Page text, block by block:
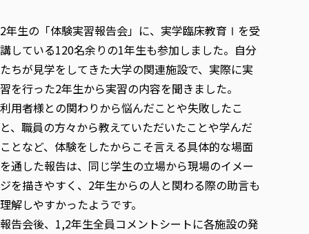
2年生の「体験実習報告会」に、実学臨床教育Ⅰを受
講している120名余りの1年生も参加しました。自分
たちが見学をしてきた大学の関連施設で、実際に実
習を行った2年生から実習の内容を聞きました。
利用者様との関わりから悩んだことや失敗したこ
と、職員の方々から教えていただいたことや学んだ
ことなど、体験をしたからこそ言える具体的な場面
を通した報告は、同じ学生の立場から現場のイメー
ジを描きやすく、2年生からの人と関わる際の助言も
理解しやすかったようです。
報告会後、1,2年生全員コメントシートに各施設の発